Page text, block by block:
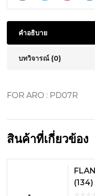
คำอธิบาย
บทวิจารณ์ (0)
FOR ARO : PD07R
สินค้าที่เกี่ยวข้อง
(134)